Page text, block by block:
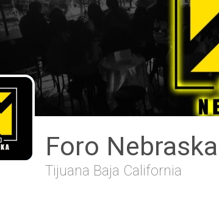
Foro Nebraska
Tijuana Baja California